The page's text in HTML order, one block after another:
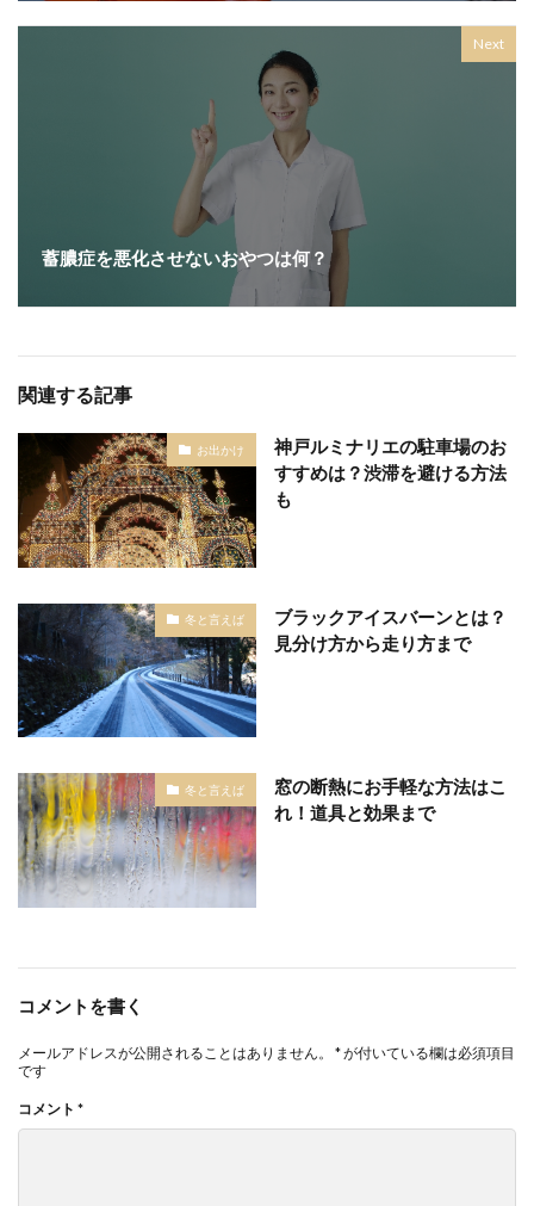
Next
蓄膿症を悪化させないおやつは何？
関連する記事
お出かけ
神戸ルミナリエの駐車場のお
すすめは？渋滞を避ける方法
も
冬と言えば
ブラックアイスバーンとは？
見分け方から走り方まで
冬と言えば
窓の断熱にお手軽な方法はこ
れ！道具と効果まで
コメントを書く
メールアドレスが公開されることはありません。 *が付いている欄は必須項目
です
コメント *